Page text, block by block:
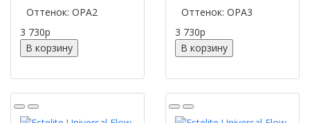
Оттенок: OPA2
3 730p
В корзину
Оттенок: OPA3
3 730p
В корзину